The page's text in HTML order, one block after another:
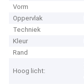
Vorm
Oppervlak
Techniek
Kleur
Rand
Hoog licht: